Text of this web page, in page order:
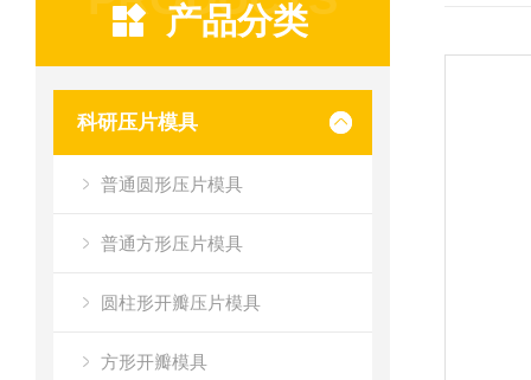
产品分类
科研压片模具
普通圆形压片模具
普通方形压片模具
圆柱形开瓣压片模具
方形开瓣模具